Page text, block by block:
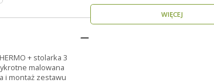
+ stolarka 3
malowana
i montaż zestawu
WIĘCEJ